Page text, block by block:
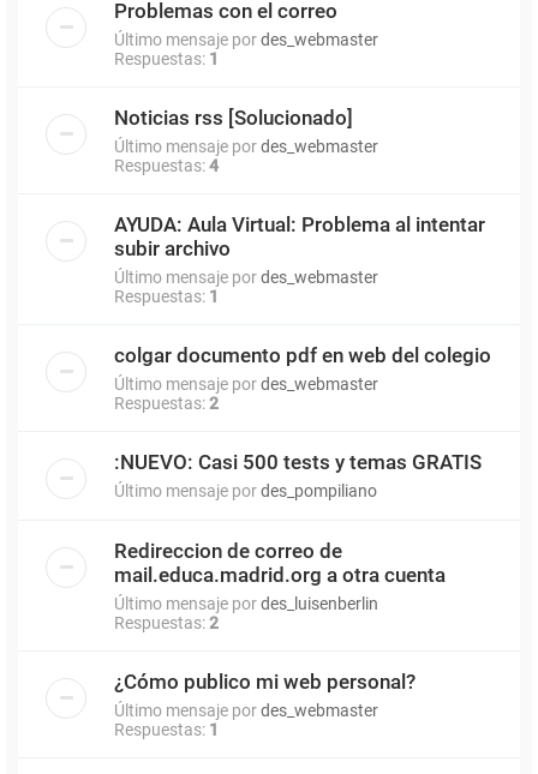
Problemas con el correo
Último mensaje pordes_webmaster
Respuestas: 1
Noticias rss [Solucionado]
Último mensaje pordes_webmaster
Respuestas:4
AYUDA: Aula Virtual: Problema al intentar
subir archivo
Último mensaje pordes_webmaster
Respuestas: 1
colgar documento pdf en web del colegio
Último mensaje pordes_webmaster
Respuestas:2
:NUEVO: Casi 500 tests y temas GRATIS
Último mensaje pordes_pompiliano
Redireccion de correo de
mail.educa.madrid.org a otra cuenta
Último mensaje pordes_luisenberlin
Respuestas:2
¿Cómo publico mi web personal?
Último mensaje pordes_webmaster
Respuestas: 1